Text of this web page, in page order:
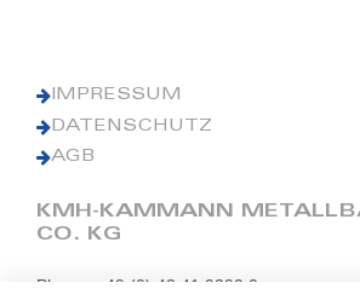
IMPRESSUM
DATENSCHUTZ
AGB
KMH-KAMMANN
CO. KG
Phone: +49 (0) 42 41 9390 0